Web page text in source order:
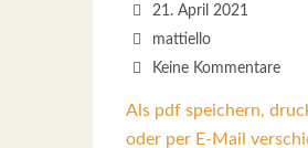
21. April 2021
mattiello
Keine Kommentare
Als pdf speichern,
oder per E-Mail